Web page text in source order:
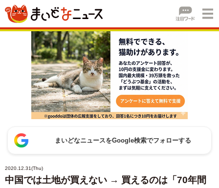
まいどなニュースをGoogle検索でフォローする
2020.12.31(Thu)
中国では土地が買えない → 買えるのは「70年間